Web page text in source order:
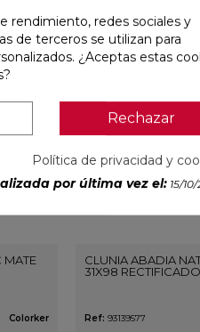
MATE
Colorker
favorite
CLUNIA ABADIA
31X98 RECTIFICADO
Ref: 93139577
rendimiento, redes sociales y
de terceros se utilizan para
¿Aceptas estas
Rechazar
Política de privacidad y
por última vez el: 15/